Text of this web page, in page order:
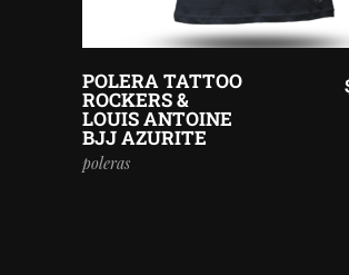
POLERA TATTOO
ROCKERS &
LOUIS ANTOINE
BJJ AZURITE
poleras